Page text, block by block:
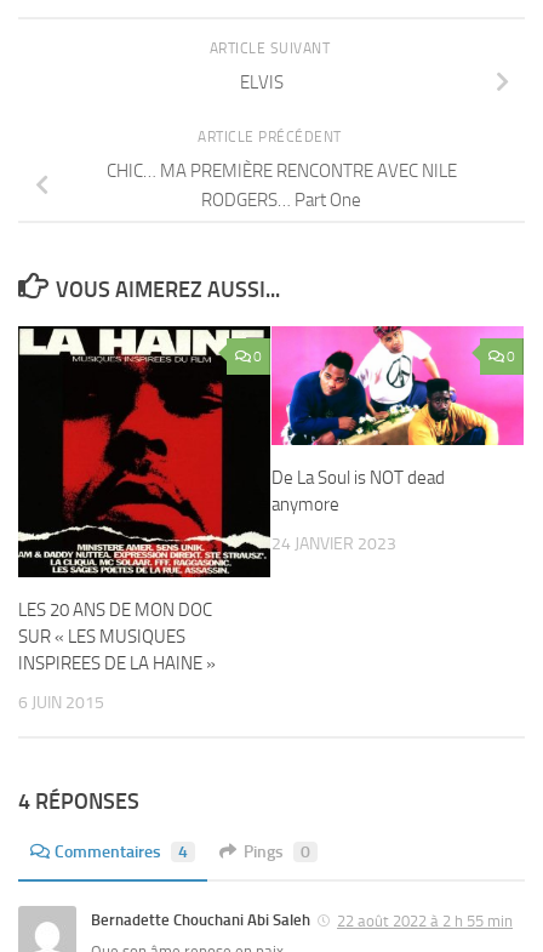
ARTICLE SUIVANT
ELVIS
ARTICLE PRÉCÉDENT
CHIC… MA PREMIÈRE RENCONTRE AVEC NILE
RODGERS… Part One
VOUS AIMEREZ AUSSI...
0
LES 20 ANS DE MON DOC
SUR « LES MUSIQUES
INSPIREES DE LA HAINE »
6 JUIN 2015
0
De La Soul is NOT dead
anymore
24 JANVIER 2023
4 RÉPONSES
Commentaires 4 Pings 0
Bernadette Chouchani Abi Saleh
22 août 2022 à 2 h 55 min